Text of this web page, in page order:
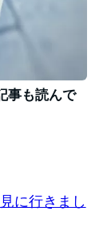
事も読んで
に行きまし